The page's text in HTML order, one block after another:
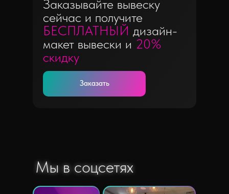
Заказать
Заказывайте вывеску
сейчас и получите
БЕСПЛАТНЫЙ дизайн-
макет вывески и 20%
скидку
Мы в соцсетях
Мы в соцсетях